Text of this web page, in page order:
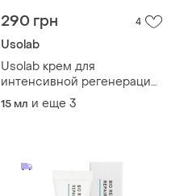
290 грн 4
Usolab
Usolab крем для
интенсивной регенерации
и омоложения кожи bio
renaturation repair cream
15 мл и еще 3